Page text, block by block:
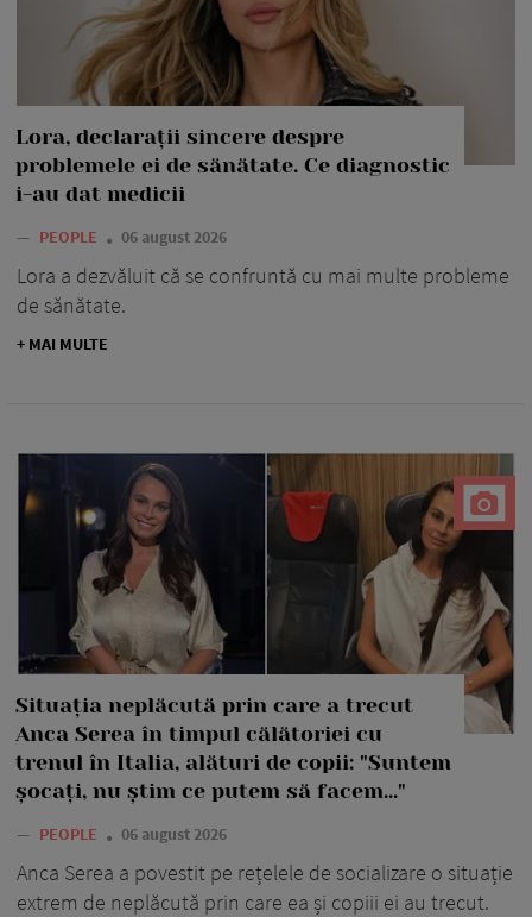
Lora, declarații sincere despre
problemele ei de sănătate. Ce diagnostic
i-au dat medicii
— PEOPLE 06 august 2026
Lora a dezvăluit că se confruntă cu mai multe probleme
de sănătate.
+ MAI MULTE
Situația neplăcută prin care a trecut
Anca Serea în timpul călătoriei cu
trenul în Italia, alături de copii: "Suntem
șocați, nu știm ce putem să facem..."
— PEOPLE 06 august 2026
Anca Serea a povestit pe rețelele de socializare o situație
extrem de neplăcută prin care ea și copiii ei au trecut.